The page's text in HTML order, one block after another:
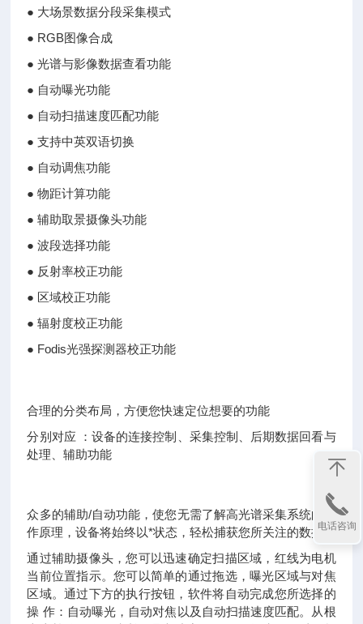
● 大场景数据分段采集模式
● RGB图像合成
● 光谱与影像数据查看功能
● 自动曝光功能
● 自动扫描速度匹配功能
● 支持中英双语切换
● 自动调焦功能
● 物距计算功能
● 辅助取景摄像头功能
● 波段选择功能
● 反射率校正功能
● 区域校正功能
● 辐射度校正功能
● Fodis光强探测器校正功能
合理的分类布局，方便您快速定位想要的功能
分别对应 ：设备的连接控制、采集控制、后期数据回看与
处理、辅助功能
众多的辅助/自动功能，使您无需了解高光谱采集系统的工
作原理，设备将始终以*状态，轻松捕获您所关注的数据。
通过辅助摄像头，您可以迅速确定扫描区域，红线为电机
当前位置指示。您可以简单的通过拖选，曝光区域与对焦
区域。通过下方的执行按钮，软件将自动完成您所选择的
操 作：自动曝光，自动对焦以及自动扫描速度匹配。从根
电话咨询